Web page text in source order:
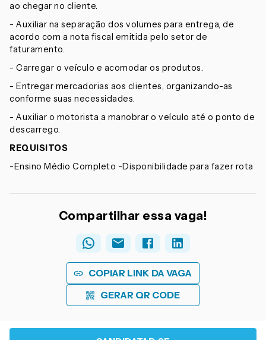
ao chegar no cliente.
- Auxiliar na separação dos volumes para entrega, de
acordo com a nota fiscal emitida pelo setor de
faturamento.
- Carregar o veículo e acomodar os produtos.
- Entregar mercadorias aos clientes, organizando-as
conforme suas necessidades.
- Auxiliar o motorista a manobrar o veículo até o ponto de
descarrego.
REQUISITOS
-Ensino Médio Completo -Disponibilidade para fazer rota
Compartilhar essa vaga!
COPIAR LINK DA VAGA
GERAR QR CODE